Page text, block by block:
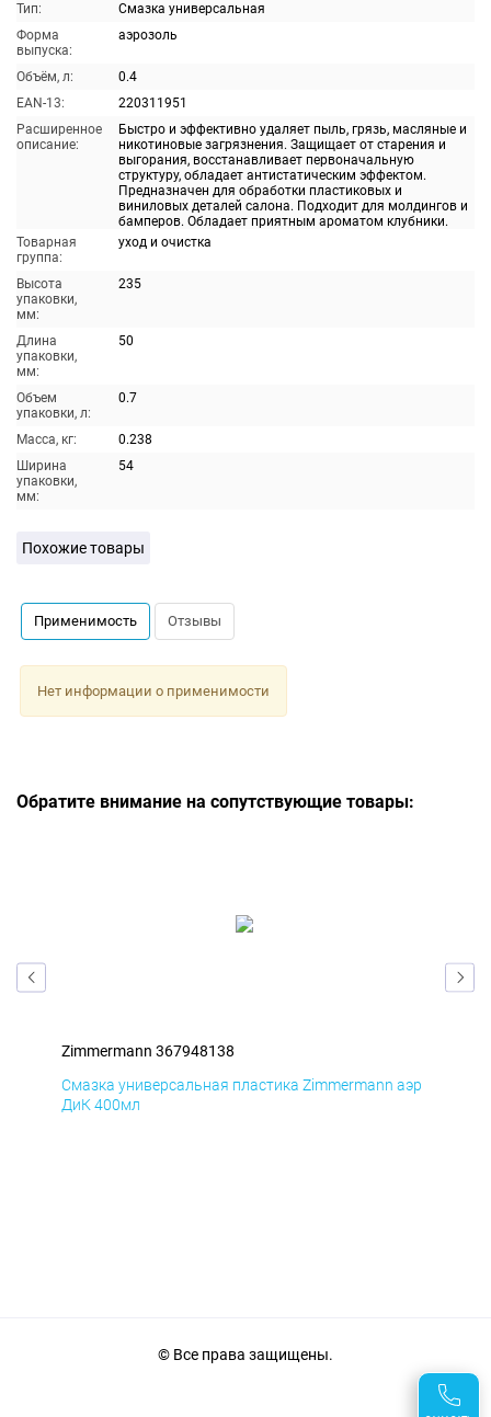
Тип:
Смазка универсальная
Форма
выпуска:
аэрозоль
Объём, л:
0.4
EAN-13:
220311951
Расширенное
описание:
Быстро и эффективно удаляет пыль, грязь, масляные и
никотиновые загрязнения. Защищает от старения и
выгорания, восстанавливает первоначальную
структуру, обладает антистатическим эффектом.
Предназначен для обработки пластиковых и
виниловых деталей салона. Подходит для молдингов и
бамперов. Обладает приятным ароматом клубники.
Товарная
группа:
уход и очистка
Высота
упаковки,
мм:
235
Длина
упаковки,
мм:
50
Объем
упаковки, л:
0.7
Масса, кг:
0.238
Ширина
упаковки,
мм:
54
Похожие товары
Применимость Отзывы
Нет информации о применимости
Обратите внимание на сопутствующие товары:
Zimmermann 367948138
Смазка универсальная пластика Zimmermann аэр
ДиК 400мл
© Все права защищены.